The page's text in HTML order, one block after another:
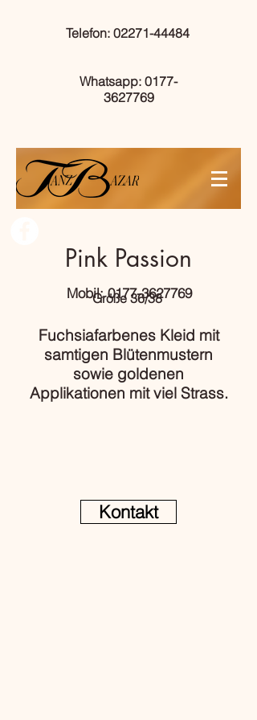
Telefon: 02271-44484
Whatsapp: 0177-
3627769
Mobil: 0177-3627769
Größe 36/38
Fuchsiafarbenes Kleid mit
samtigen Blütenmustern
sowie goldenen
Applikationen mit viel Strass.
Pink Passion
Kontakt